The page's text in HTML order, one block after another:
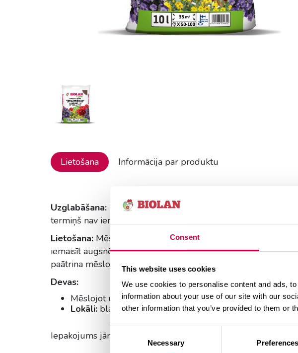
Consent
This website uses cookies
We use cookies to personalise content and ads,
information about your use of our site with our
other information that you’ve provided to them or
Necessary Preferences
Lietošana Informācija par produktu
Uzglabāšana: Uzglabāt sausā vietā, sargājot no mitruma
termiņš nav ierobežots
Lietošana: Mēslojumu uzkaisa uz augsnes virsmas vai
iemaisīt augsnē. Lokāli mēslojot - stāda malā izveido bedrīti
paātrina mēslojuma šķīšanu.
Devas:
Mēslojot uz augsnes virsmas 3,5 dl/m²,
Lokāli: blakus augam 1–2 dl uz augu.Pietiek ar
Iepakojums jānodod plastmasas pārstrādei.